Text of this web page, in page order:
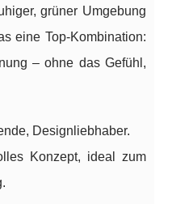
grüner Umgebung
eine Top-Kombination:
– ohne das Gefühl,
Designliebhaber.
Konzept, ideal zum